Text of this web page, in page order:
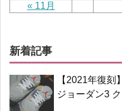
« 11月
新着記事
【2021年復刻
ジョーダン3